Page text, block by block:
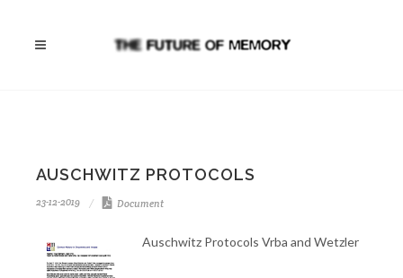
AUSCHWITZ PROTOCOLS
23-12-2019 Document
Auschwitz Protocols Vrba and Wetzler